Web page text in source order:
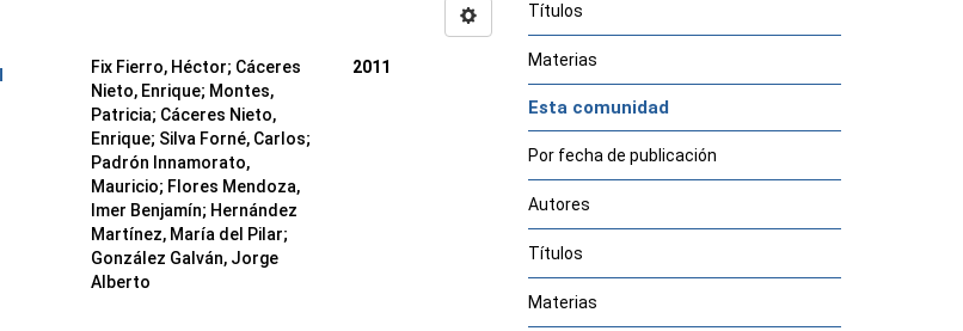
Fix Fierro, Héctor; Cáceres
Nieto, Enrique; Montes,
Patricia; Cáceres Nieto,
Enrique; Silva Forné, Carlos;
Padrón Innamorato,
Mauricio; Flores Mendoza,
Imer Benjamín; Hernández
Martínez, María del Pilar;
González Galván, Jorge
Alberto
2011
Títulos
Materias
Esta comunidad
Por fecha de publicación
Autores
Títulos
Materias